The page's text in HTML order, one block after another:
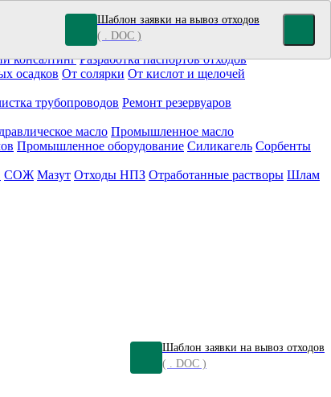
Шаблон заявки на вывоз отходов
( . DOC )
отходы Гальванические отходы
консалтинг Разработка паспортов отходов
осадков От солярки От кислот и щелочей
трубопроводов Ремонт резервуаров
масло Промышленное масло
Промышленное оборудование Силикагель Сорбенты
СОЖ Мазут Отходы НПЗ Отработанные растворы Шлам
Шаблон заявки на вывоз отходов
( . DOC )